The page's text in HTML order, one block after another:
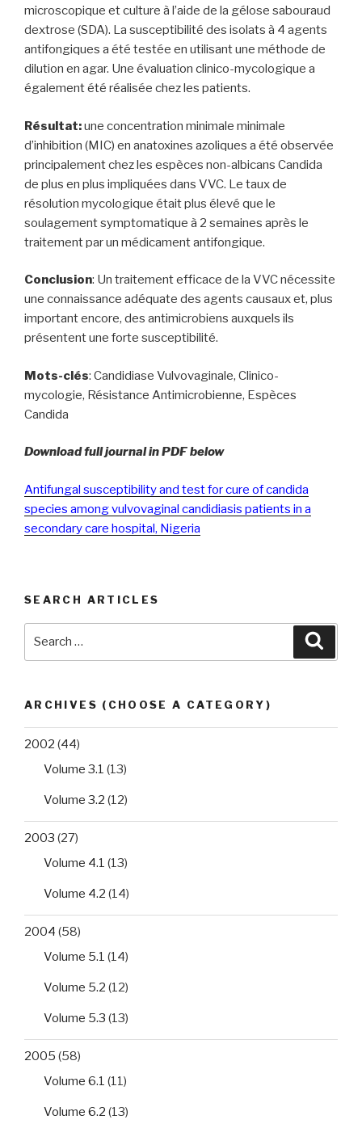
microscopique et culture à l’aide de la gélose sabouraud
dextrose (SDA). La susceptibilité des isolats à 4 agents
antifongiques a été testée en utilisant une méthode de
dilution en agar. Une évaluation clinico-mycologique a
également été réalisée chez les patients.
Résultat:une concentration minimale minimale
d’inhibition (MIC) en anatoxines azoliques a été observée
principalement chez les espèces non-albicans Candida
de plus en plus impliquées dans VVC. Le taux de
résolution mycologique était plus élevé que le
soulagement symptomatique à 2 semaines après le
traitement par un médicament antifongique.
Conclusion: Un traitement efficace de la VVC nécessite
une connaissance adéquate des agents causaux et, plus
important encore, des antimicrobiens auxquels ils
présentent une forte susceptibilité.
Mots-clés: Candidiase Vulvovaginale, Clinico-
mycologie, Résistance Antimicrobienne, Espèces
Candida
Download full journal in PDF below
Antifungal susceptibility and test for cure of candida
species among vulvovaginal candidiasis patients in a
secondary care hospital, Nigeria
SEARCH ARTICLES
ARCHIVES (CHOOSE A CATEGORY)
2002 (44)
Volume 3.1 (13)
Volume 3.2 (12)
2003 (27)
Volume 4.1 (13)
Volume 4.2 (14)
2004 (58)
Volume 5.1 (14)
Volume 5.2 (12)
Volume 5.3 (13)
2005 (58)
Volume 6.1 (11)
Volume 6.2 (13)